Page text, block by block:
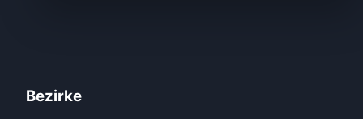
Bezirke